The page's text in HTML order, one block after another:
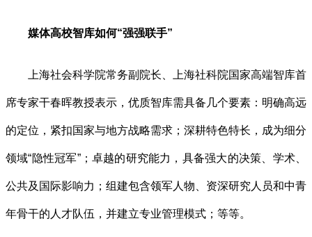
媒体高校智库如何“强强联手”
上海社会科学院常务副院长、上海社科院国家高端智库首
席专家干春晖教授表示，优质智库需具备几个要素：明确高远
的定位，紧扣国家与地方战略需求；深耕特色特长，成为细分
领域“隐性冠军”；卓越的研究能力，具备强大的决策、学术、
公共及国际影响力；组建包含领军人物、资深研究人员和中青
年骨干的人才队伍，并建立专业管理模式；等等。